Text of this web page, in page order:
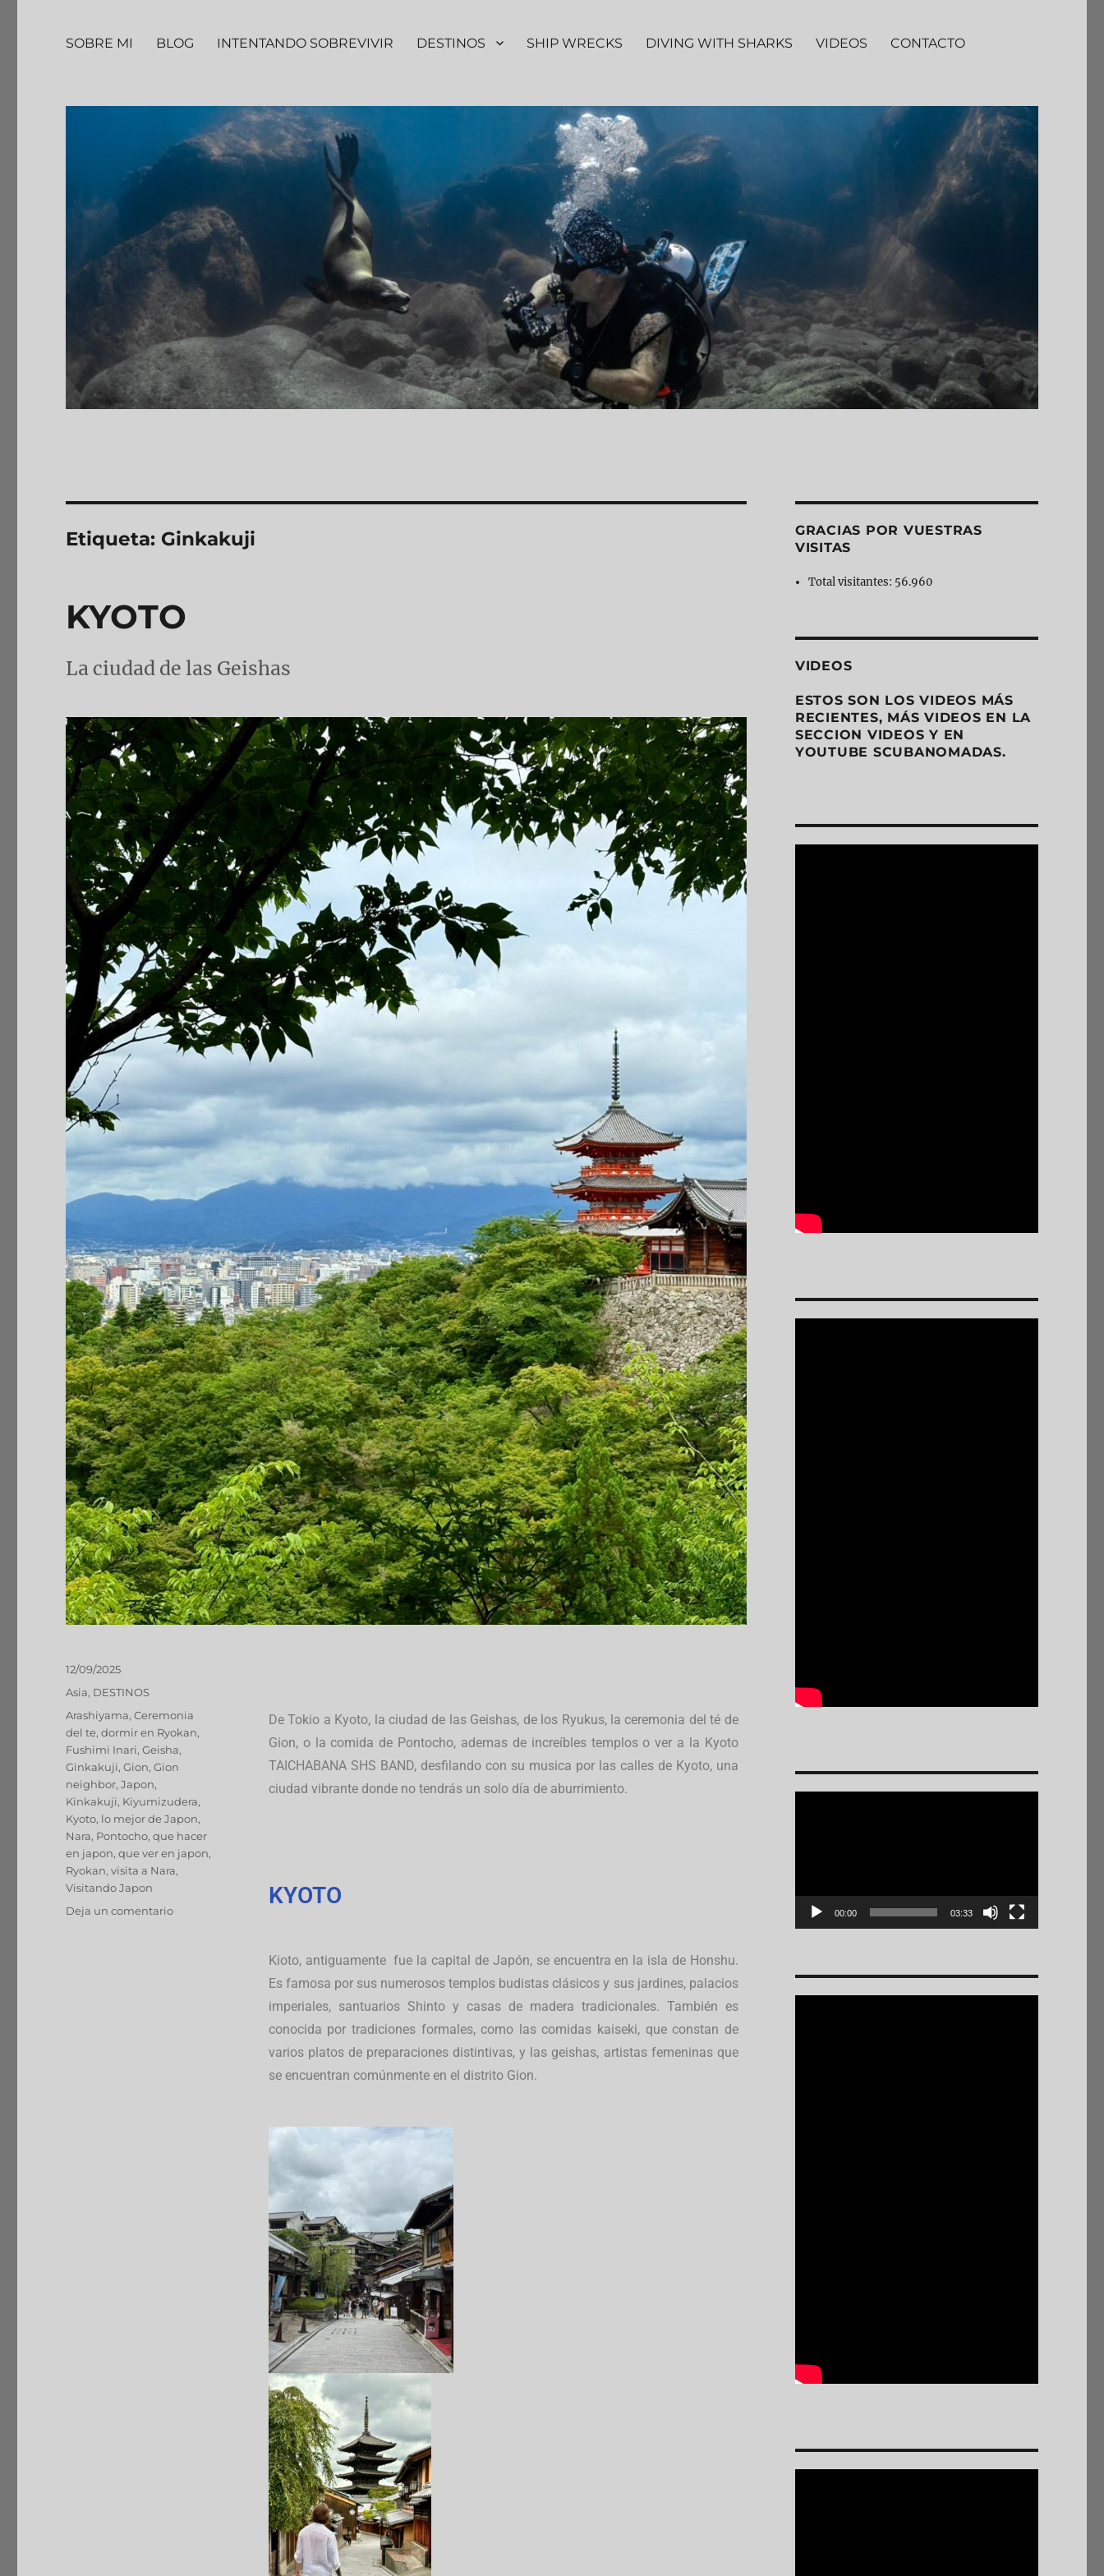
SOBRE MI BLOG INTENTANDO SOBREVIVIR DESTINOS SHIP WRECKS DIVING WITH SHARKS VIDEOS CONTACTO
Etiqueta: Ginkakuji
KYOTO
La ciudad de las Geishas
De Tokio a Kyoto, la ciudad de las Geishas, de los Ryukus, la ceremonia del té de
Gion, o la comida de Pontocho, ademas de increíbles templos o ver a la Kyoto
TAICHABANA SHS BAND, desfilando con su musica por las calles de Kyoto, una
ciudad vibrante donde no tendrás un solo día de aburrimiento.
KYOTO
Kioto, antiguamente fue la capital de Japón, se encuentra en la isla de Honshu.
Es famosa por sus numerosos templos budistas clásicos y sus jardines, palacios
imperiales, santuarios Shinto y casas de madera tradicionales. También es
conocida por tradiciones formales, como las comidas kaiseki, que constan de
varios platos de preparaciones distintivas, y las geishas, artistas femeninas que
se encuentran comúnmente en el distrito Gion.
12/09/2025
Asia, DESTINOS
Arashiyama,Ceremonia
del te,dormir en Ryokan,
Fushimi Inari,Geisha,
Ginkakuji,Gion,Gion
neighbor,Japon,
Kinkakuji, Kiyumizudera,
Kyoto, lo mejor de Japon,
Nara, Pontocho,que hacer
en japon,que ver en japon,
Ryokan,visita a Nara,
Visitando Japon
Deja un comentario
GRACIAS POR VUESTRAS
VISITAS
Total visitantes: 56.960
VIDEOS
ESTOS SON LOS VIDEOS MÁS
RECIENTES, MÁS VIDEOS EN LA
SECCION VIDEOS Y EN
YOUTUBE SCUBANOMADAS.
00:00 03:33